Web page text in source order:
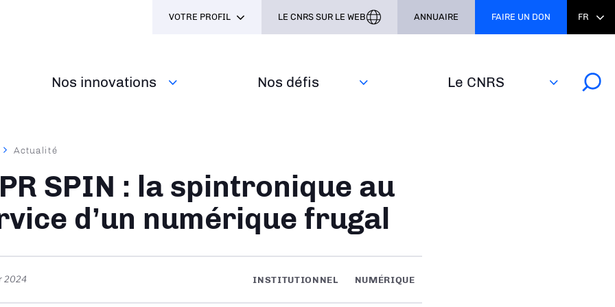
Nos innovations Nos défis‎ Le CNRS
VOTRE PROFIL LE CNRS SUR LE WEB ANNUAIRE FAIRE UN DON FR
Actualité
SPIN : la spintronique au
d’un numérique frugal
2024 INSTITUTIONNEL NUMÉRIQUE